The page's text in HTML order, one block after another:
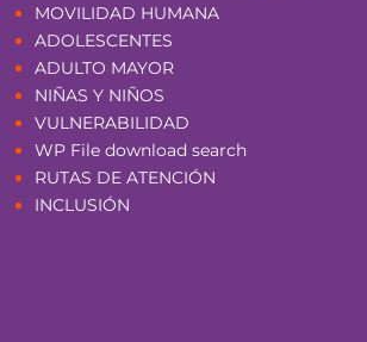
MOVILIDAD HUMANA
ADOLESCENTES
ADULTO MAYOR
NIÑAS Y NIÑOS
VULNERABILIDAD
WP File download search
RUTAS DE ATENCIÓN
INCLUSIÓN